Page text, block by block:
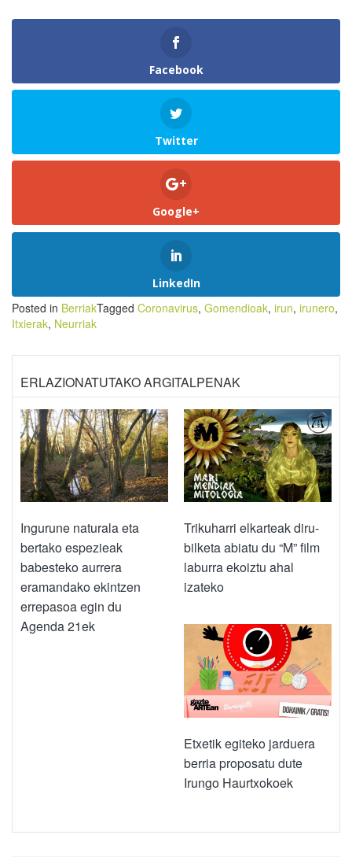
Facebook
Twitter
Google+
LinkedIn
Posted in BerriakTagged Coronavirus, Gomendioak, irun, irunero,
Itxierak, Neurriak
ERLAZIONATUTAKO ARGITALPENAK
Ingurune naturala eta
bertako espezieak
babesteko aurrera
eramandako ekintzen
errepasoa egin du
Agenda 21ek
Trikuharri elkarteak diru-
bilketa abiatu du “M” film
laburra ekoiztu ahal
izateko
Etxetik egiteko jarduera
berria proposatu dute
Irungo Haurtxokoek